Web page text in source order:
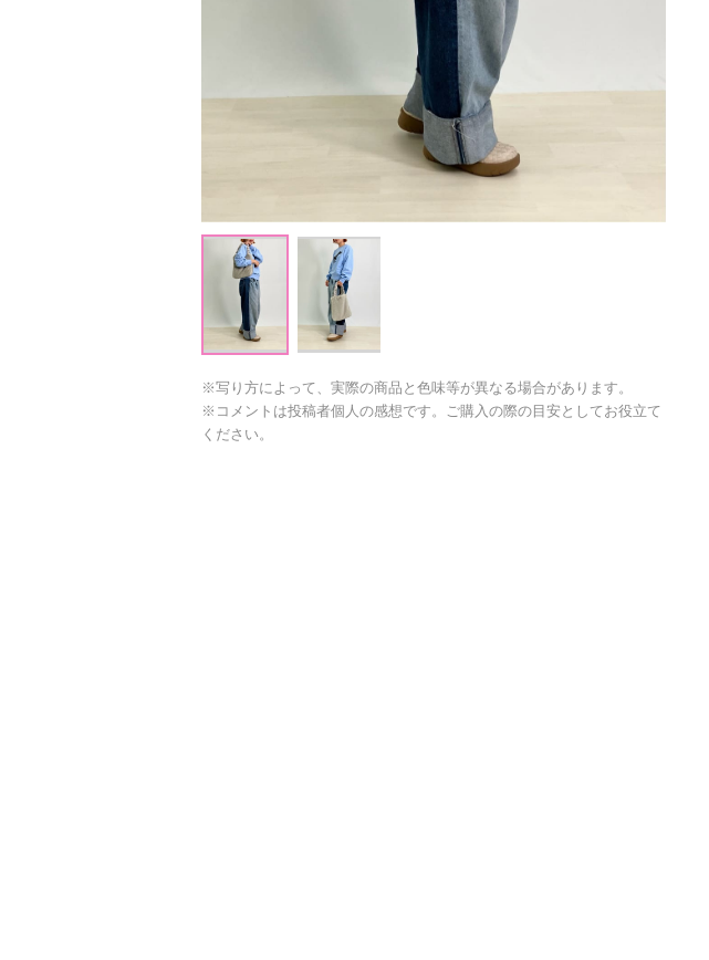
※写り方によって、実際の商品と色味等が異なる場合があります。
※コメントは投稿者個人の感想です。ご購入の際の目安としてお役立て
ください。